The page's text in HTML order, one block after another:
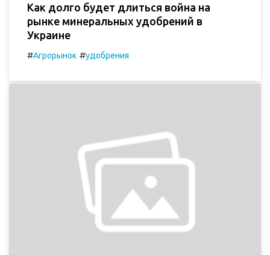
Как долго будет длиться война на
рынке минеральных удобрений в
Украине
#Агрорынок #удобрения